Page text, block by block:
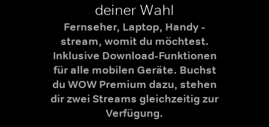
deiner Wahl
Fernseher, Laptop, Handy -
stream, womit du möchtest.
Inklusive Download-Funktionen
für alle mobilen Geräte. Buchst
du WOW Premium dazu, stehen
dir zwei Streams gleichzeitig zur
Verfügung.